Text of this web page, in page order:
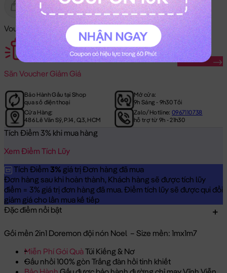
Gửi Tặng Hết Hàng
Voucher Mã Khuyến Mãi:
Săn Voucher Giảm Giá
Săn Ngay
Bảo Hành Gấu tại Shop
qua số điện thoại
Mở cửa:
9h Sáng - 9h30 Tối
Cửa Hàng:
486 Lê Văn Sỹ, P.14, Q.3, HCM
Zalo/Hotline:0967110738
hỗ trợ từ 9h - 21h30
Tích Điểm 3% khi mua hàng
Xem Điểm Tích Lũy
Tích Điểm 3% giá trị Đơn hàng đã mua
Đơn hàng sau khi hoàn thành, Khách hàng sẽ được tích lũy
điểm = 3% giá trị đơn hàng đã mua. Điểm tích lũy sẽ được qui đổi
giảm giá cho lần mua kế tiếp
Đặc điểm nổi bật
Gối mền 2in1 Doremon đội nón Noel – Size mền: 1mx1m7
Miễn Phí Gói QuàTúi Kiếng & Nơ
Gấu nhồi 100% gòn Trắng đàn hồi tinh khiết